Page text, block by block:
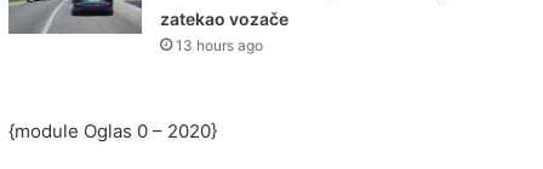
zatekao vozače
13 hours ago
{module Oglas 0 – 2020}